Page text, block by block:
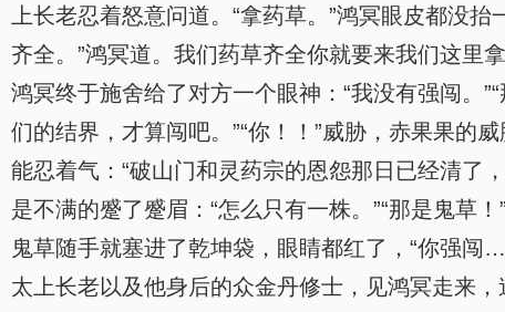
上长老忍着怒意问道。“拿药草。”鸿冥眼皮都没
齐全。”鸿冥道。我们药草齐全你就要来我们这里
鸿冥终于施舍给了对方一个眼神：“我没有强闯。
们的结界，才算闯吧。”“你！！”威胁，赤果果的
能忍着气：“破山门和灵药宗的恩怨那日已经清了
是不满的蹙了蹙眉：“怎么只有一株。”“那是鬼草
鬼草随手就塞进了乾坤袋，眼睛都红了，“你强
太上长老以及他身后的众金丹修士，见鸿冥走来